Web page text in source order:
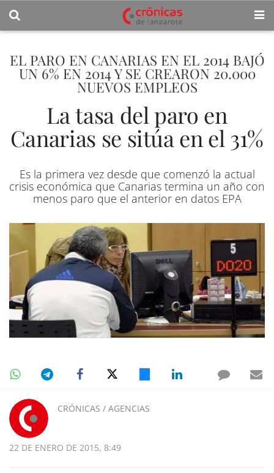
EL PARO EN CANARIAS EN EL 2014 BAJÓ
UN 6% EN 2014 Y SE CREARON 20.000
NUEVOS EMPLEOS
La tasa del paro en
Canarias se sitúa en el 31%
Es la primera vez desde que comenzó la actual
crisis económica que Canarias termina un año con
menos paro que el anterior en datos EPA
CRÓNICAS / AGENCIAS
22 DE ENERO DE 2015, 8:49